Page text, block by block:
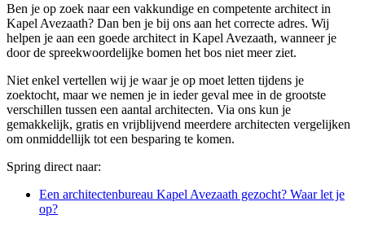
Ben je op zoek naar een vakkundige en competente architect in
Kapel Avezaath? Dan ben je bij ons aan het correcte adres. Wij
helpen je aan een goede architect in Kapel Avezaath, wanneer je
door de spreekwoordelijke bomen het bos niet meer ziet.
Niet enkel vertellen wij je waar je op moet letten tijdens je
zoektocht, maar we nemen je in ieder geval mee in de grootste
verschillen tussen een aantal architecten. Via ons kun je
gemakkelijk, gratis en vrijblijvend meerdere architecten vergelijken
om onmiddellijk tot een besparing te komen.
Spring direct naar:
Een architectenbureau Kapel Avezaath gezocht? Waar let je
op?